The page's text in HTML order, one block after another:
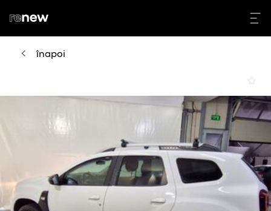
înapoi